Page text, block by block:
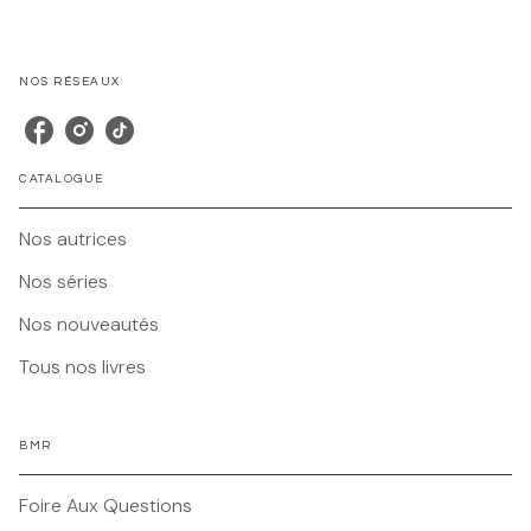
NOS RÉSEAUX
CATALOGUE
Nos autrices
Nos séries
Nos nouveautés
Tous nos livres
BMR
Foire Aux Questions